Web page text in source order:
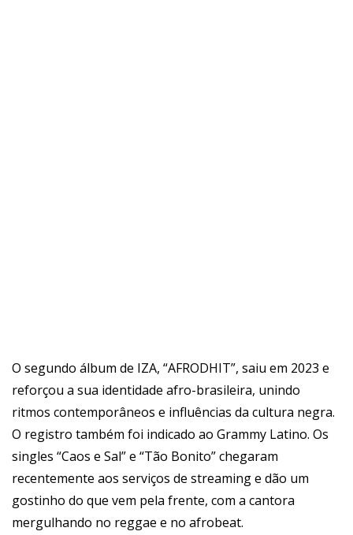
O segundo álbum de IZA, “AFRODHIT”, saiu em 2023 e
reforçou a sua identidade afro-brasileira, unindo
ritmos contemporâneos e influências da cultura negra.
O registro também foi indicado ao Grammy Latino. Os
singles “Caos e Sal” e “Tão Bonito” chegaram
recentemente aos serviços de streaming e dão um
gostinho do que vem pela frente, com a cantora
mergulhando no reggae e no afrobeat.